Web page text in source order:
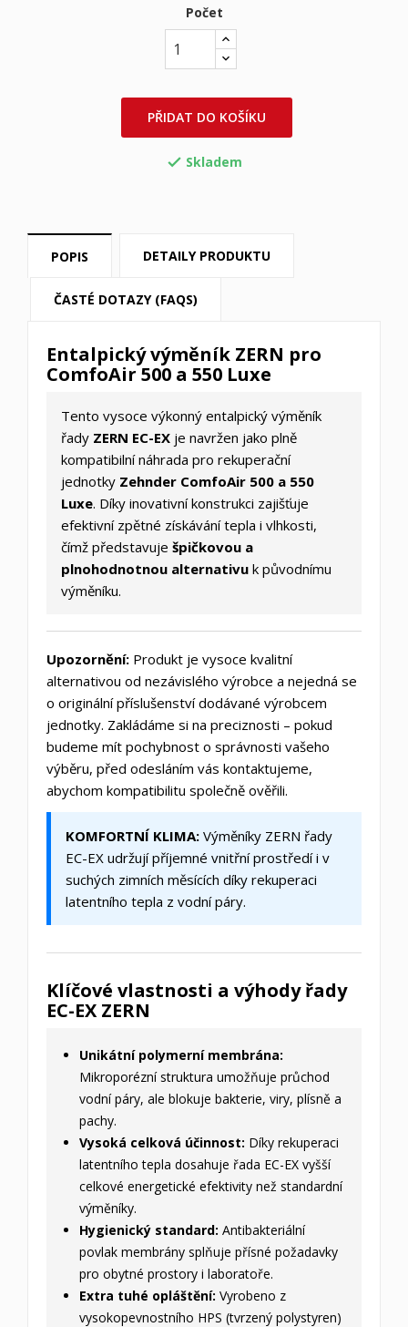
Počet
PŘIDAT DO KOŠÍKU
 Skladem
POPIS DETAILY PRODUKTU
ČASTÉ DOTAZY (FAQS)
Entalpický výměník ZERN pro
ComfoAir 500 a 550 Luxe
Tento vysoce výkonný entalpický výměník
řady ZERN EC-EX je navržen jako plně
kompatibilní náhrada pro rekuperační
jednotky Zehnder ComfoAir 500 a 550
Luxe. Díky inovativní konstrukci zajišťuje
efektivní zpětné získávání tepla i vlhkosti,
čímž představuje špičkovou a
plnohodnotnou alternativu k původnímu
výměníku.
Upozornění: Produkt je vysoce kvalitní
alternativou od nezávislého výrobce a nejedná se
o originální příslušenství dodávané výrobcem
jednotky. Zakládáme si na preciznosti – pokud
budeme mít pochybnost o správnosti vašeho
výběru, před odesláním vás kontaktujeme,
abychom kompatibilitu společně ověřili.
KOMFORTNÍ KLIMA: Výměníky ZERN řady
EC-EX udržují příjemné vnitřní prostředí i v
suchých zimních měsících díky rekuperaci
latentního tepla z vodní páry.
Klíčové vlastnosti a výhody řady
EC-EX ZERN
Unikátní polymerní membrána:
Mikroporézní struktura umožňuje průchod
vodní páry, ale blokuje bakterie, viry, plísně a
pachy.
Vysoká celková účinnost: Díky rekuperaci
latentního tepla dosahuje řada EC-EX vyšší
celkové energetické efektivity než standardní
výměníky.
Hygienický standard: Antibakteriální
povlak membrány splňuje přísné požadavky
pro obytné prostory i laboratoře.
Extra tuhé opláštění: Vyrobeno z
vysokopevnostního HPS (tvrzený polystyren)